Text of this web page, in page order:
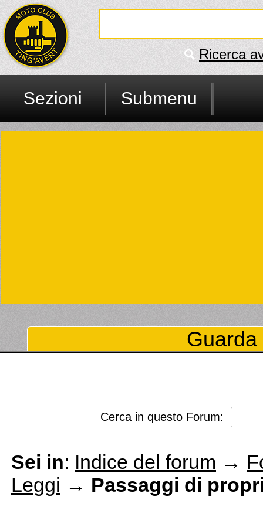
Ricerca
Sezioni Submenu
Cerca in questo Forum:
Sei in: Indice del forum →
Leggi → Passaggi di